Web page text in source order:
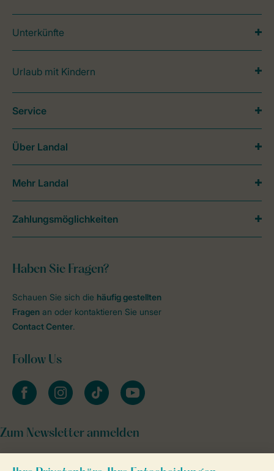
Unterkünfte
Urlaub mit Kindern
Haben Sie Fragen?
Schauen Sie sich die häufig gestellten
Fragen an oder kontaktieren Sie unser
Contact Center.
Follow Us
facebookinstagramtiktok youtube
Zum Newsletter anmelden
Service
Über Landal
Mehr Landal
Zahlungsmöglichkeiten